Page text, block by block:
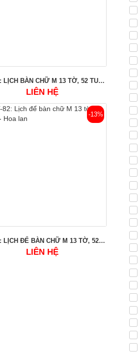
HT-76: LỊCH BÀN CHỮ M 13 TỜ, 52 TUẦN - NÉT ĐẸP ĐƯỜNG PHỐ
LIÊN HỆ
-13%
HT-82: LỊCH ĐỂ BÀN CHỮ M 13 TỜ, 52 TUẦN - HOA LAN
LIÊN HỆ